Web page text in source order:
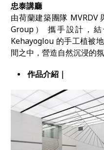
忠泰講廳
由荷蘭建築團隊 MVRDV
Group） 攜手設計，
Kehayoglou 的手工植被
間之中，營造自然沉浸的氛
作品介紹｜